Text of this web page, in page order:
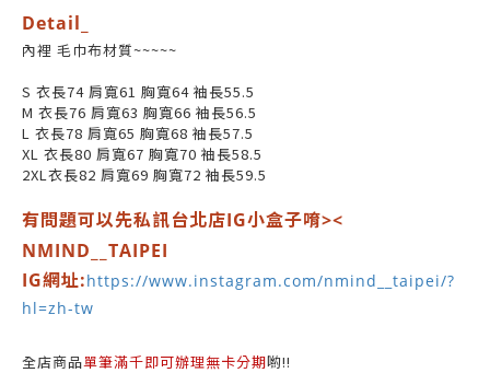
Detail_
內裡 毛巾布材質~~~~~
S 衣長74 肩寬61 胸寬64 袖長55.5
M 衣長76 肩寬63 胸寬66 袖長56.5
L 衣長78 肩寬65 胸寬68 袖長57.5
XL 衣長80 肩寬67 胸寬70 袖長58.5
2XL衣長82 肩寬69 胸寬72 袖長59.5
有問題可以先私訊台北店IG小盒子唷><
NMIND__TAIPEI
IG網址:https://www.instagram.com/nmind__taipei/?
hl=zh-tw
全店商品單筆滿千即可辦理無卡分期喲!!